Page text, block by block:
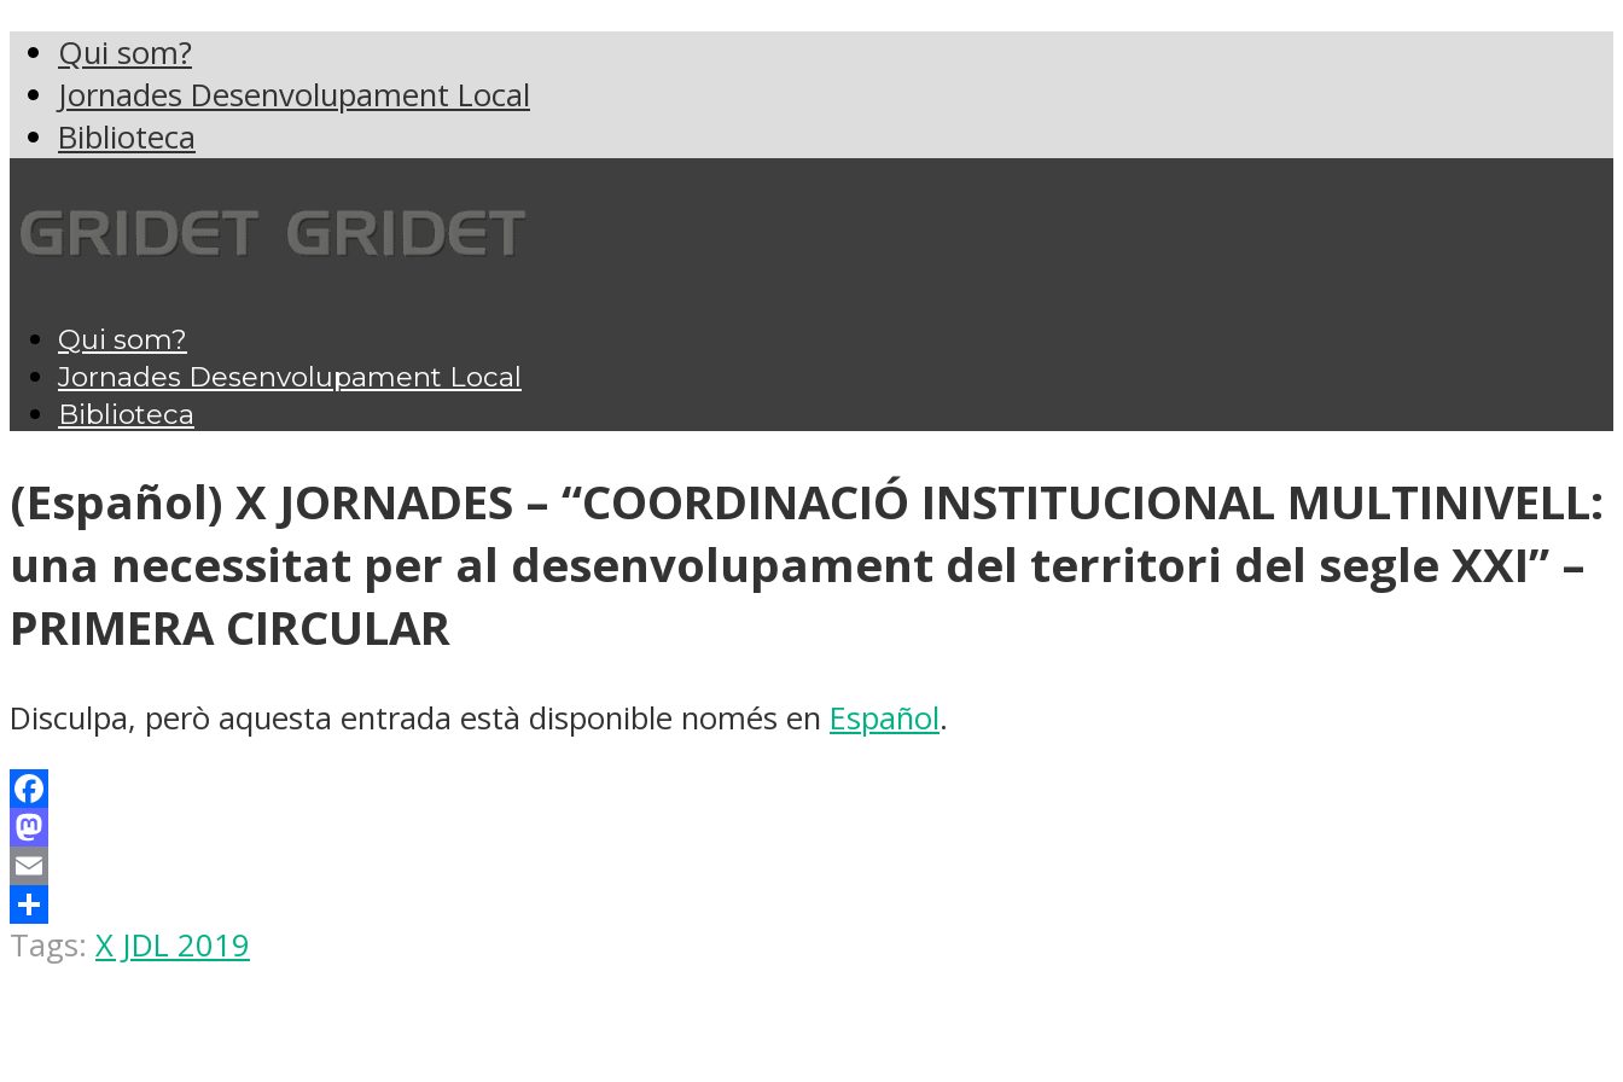
Qui som?
Jornades Desenvolupament Local
Biblioteca
Qui som?
Jornades Desenvolupament Local
Biblioteca
(Español) X JORNADES – “COORDINACIÓ INSTITUCIONAL MULTINIVELL:
una necessitat per al desenvolupament del territori del segle XXI” –
PRIMERA CIRCULAR
Disculpa, però aquesta entrada està disponible només en Español.
Facebook
Mastodon
Email
Share
Tags: X JDL 2019